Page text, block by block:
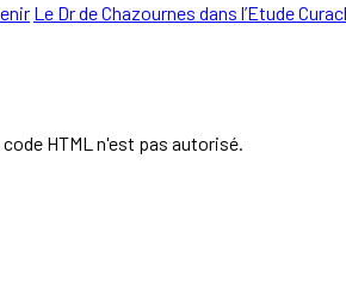
Le Dr de Chazournes dans l’Etude
HTML n'est pas autorisé.